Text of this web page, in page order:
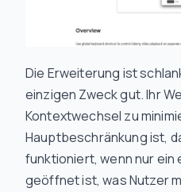
Die Erweiterung ist
einzigen Zweck gut. Ihr
Kontextwechsel zu
Hauptbeschränkung ist,
funktioniert, wenn nur ein
geöffnet ist, was Nutzer